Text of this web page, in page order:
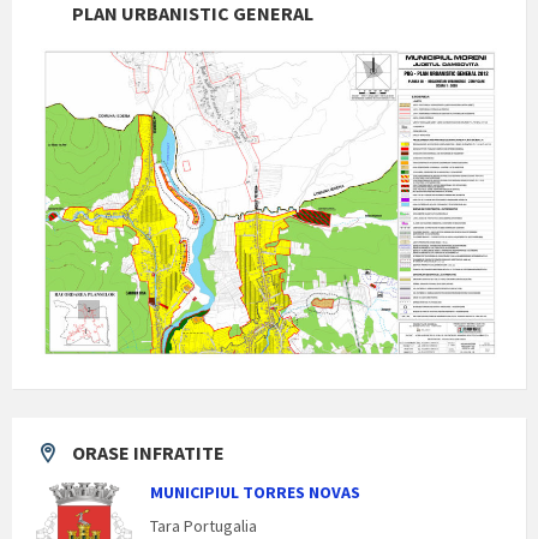
PLAN URBANISTIC GENERAL
ORASE INFRATITE
MUNICIPIUL TORRES NOVAS
Tara Portugalia